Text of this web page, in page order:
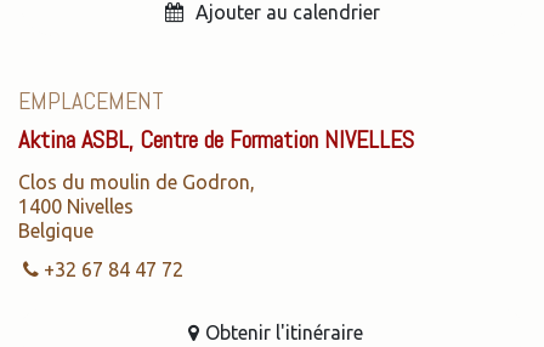
Ajouter au calendrier
EMPLACEMENT
Aktina ASBL, Centre de Formation NIVELLES
Clos du moulin de Godron,
1400 Nivelles
Belgique
+32 67 84 47 72
Obtenir l'itinéraire